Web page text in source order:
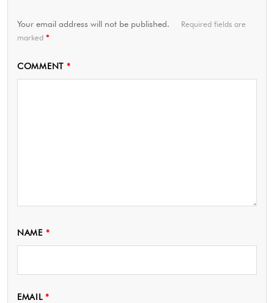
Your email address will not be published.
Required fields are
marked *
COMMENT *
NAME *
EMAIL*